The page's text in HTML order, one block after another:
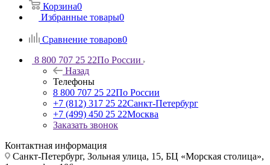
Корзина0
Избранные товары0
Сравнение товаров0
8 800 707 25 22По России
Назад
Телефоны
8 800 707 25 22По России
+7 (812) 317 25 22Санкт-Петербург
+7 (499) 450 25 22Москва
Заказать звонок
Контактная информация
Санкт-Петербург, Зольная улица, 15, БЦ «Морская столица»,